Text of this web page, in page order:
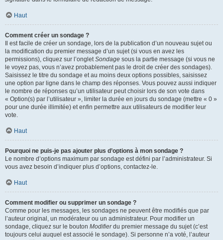
Haut
Comment créer un sondage ?
Il est facile de créer un sondage, lors de la publication d’un nouveau sujet ou
la modification du premier message d’un sujet (si vous en avez les
permissions), cliquez sur l’ongletSondage sous la partie message (si vous ne
le voyez pas, vous n’avez probablement pas le droit de créer des sondages).
Saisissez le titre du sondage et au moins deux options possibles, saisissez
une option par ligne dans le champ des réponses. Vous pouvez aussi indiquer
le nombre de réponses qu’un utilisateur peut choisir lors de son vote dans
« Option(s) par l’utilisateur », limiter la durée en jours du sondage (mettre « 0 »
pour une durée illimitée) et enfin permettre aux utilisateurs de modifier leur
vote.
Haut
Pourquoi ne puis-je pas ajouter plus d’options à mon sondage ?
Le nombre d’options maximum par sondage est défini par l’administrateur. Si
vous avez besoin d’indiquer plus d’options, contactez-le.
Haut
Comment modifier ou supprimer un sondage ?
Comme pour les messages, les sondages ne peuvent être modifiés que par
l’auteur original, un modérateur ou un administrateur. Pour modifier un
sondage, cliquez sur le bouton Modifierdu premier message du sujet (c’est
toujours celui auquel est associé le sondage). Si personne n’a voté, l’auteur